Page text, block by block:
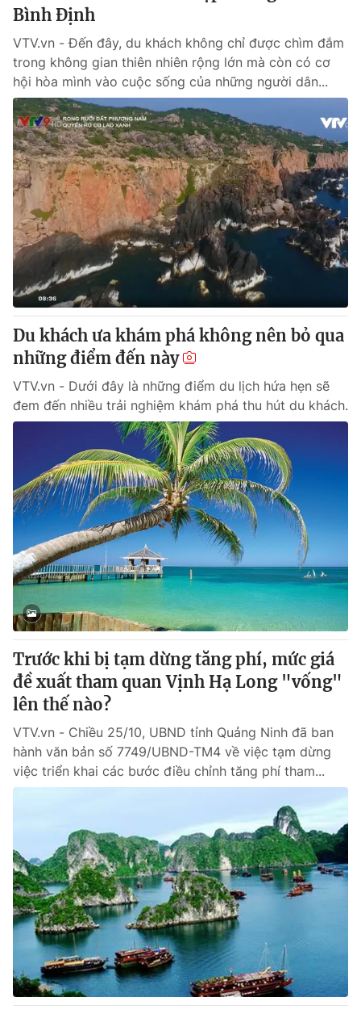
Bình Định
VTV.vn - Đến đây, du khách không chỉ được chìm đắm
trong không gian thiên nhiên rộng lớn mà còn có cơ
hội hòa mình vào cuộc sống của những người dân...
Du khách ưa khám phá không nên bỏ qua
những điểm đến này
VTV.vn - Dưới đây là những điểm du lịch hứa hẹn sẽ
đem đến nhiều trải nghiệm khám phá thu hút du khách.
Trước khi bị tạm dừng tăng phí, mức giá
đề xuất tham quan Vịnh Hạ Long "vống"
lên thế nào?
VTV.vn - Chiều 25/10, UBND tỉnh Quảng Ninh đã ban
hành văn bản số 7749/UBND-TM4 về việc tạm dừng
việc triển khai các bước điều chỉnh tăng phí tham...